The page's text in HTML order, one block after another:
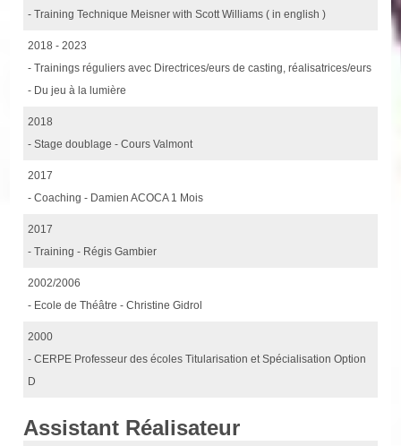
- Training Technique Meisner with Scott Williams ( in english )
2018 - 2023
- Trainings réguliers avec Directrices/eurs de casting, réalisatrices/eurs
- Du jeu à la lumière
2018
- Stage doublage - Cours Valmont
2017
- Coaching - Damien ACOCA 1 Mois
2017
- Training - Régis Gambier
2002/2006
- Ecole de Théâtre - Christine Gidrol
2000
- CERPE Professeur des écoles Titularisation et Spécialisation Option
D
Assistant Réalisateur